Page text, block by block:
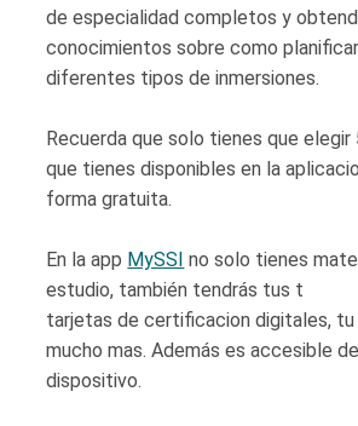
de especialidad completos y
conocimientos sobre como
diferentes tipos de inmersiones.
Recuerda que solo tienes que
que tienes disponibles en la
forma gratuita.
En la app MySSI no solo tienes
estudio, también tendrás tus t
tarjetas de certificacion digitales,
mucho mas. Además es accesible
dispositivo.